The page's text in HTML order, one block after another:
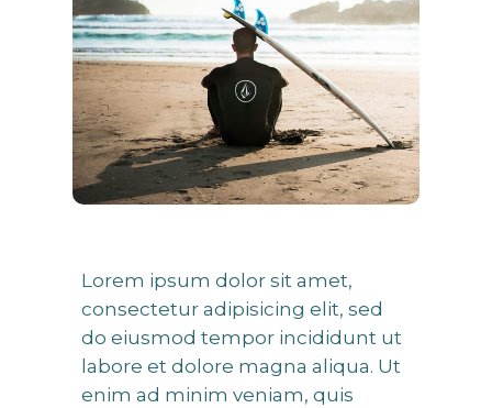
Lorem ipsum dolor sit amet,
consectetur adipisicing elit, sed
do eiusmod tempor incididunt ut
labore et dolore magna aliqua. Ut
enim ad minim veniam, quis